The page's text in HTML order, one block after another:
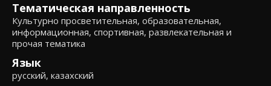
Тематическая направленность
Культурно просветительная, образовательная,
информационная, спортивная, развлекательная и
прочая тематика
Язык
русский, казахский